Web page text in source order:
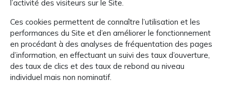
l’activité des visiteurs sur le Site.
Ces cookies permettent de connaître l’utilisation et les
performances du Site et d’en améliorer le fonctionnement
en procédant à des analyses de fréquentation des pages
d’information, en effectuant un suivi des taux d’ouverture,
des taux de clics et des taux de rebond au niveau
individuel mais non nominatif.